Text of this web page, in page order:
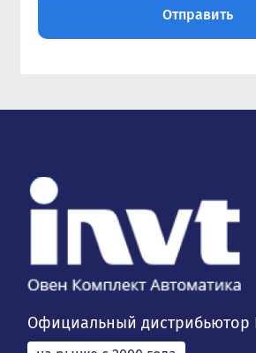
Официальный дистрибьютор